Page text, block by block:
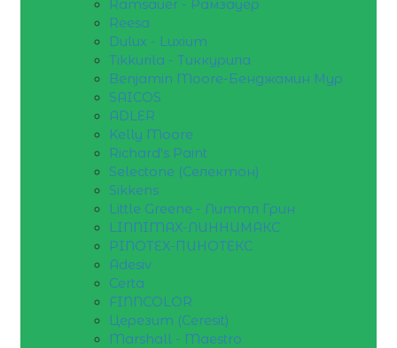
Ramsauer - Рамзауер
Reesa
Dulux - Luxium
Tikkurila - Тиккурила
Benjamin Moore-Бенджамин Мур
SAICOS
ADLER
Kelly Moore
Richard's Paint
Selectone (Селектон)
Sikkens
Little Greene - Литтл Грин
LINNIMAX-ЛИННИМАКС
PINOTEX-ПИНОТЕКС
Adesiv
Certa
FINNCOLOR
Церезит (Ceresit)
Marshall - Maestro